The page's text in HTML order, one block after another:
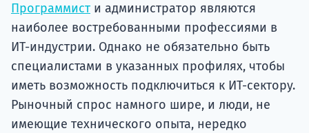
Программист и администратор являются
наиболее востребованными профессиями в
ИТ-индустрии. Однако не обязательно быть
специалистами в указанных профилях, чтобы
иметь возможность подключиться к ИТ-сектору.
Рыночный спрос намного шире, и люди, не
имеющие технического опыта, нередко